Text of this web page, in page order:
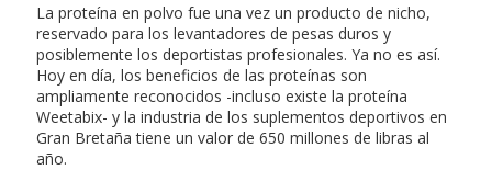
La proteína en polvo fue una vez un producto de nicho,
reservado para los levantadores de pesas duros y
posiblemente los deportistas profesionales. Ya no es así.
Hoy en día, los beneficios de las proteínas son
ampliamente reconocidos -incluso existe la proteína
Weetabix- y la industria de los suplementos deportivos en
Gran Bretaña tiene un valor de 650 millones de libras al
año.